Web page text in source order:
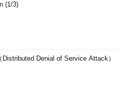
(1/3)
Distributed Denial of Service Attack）